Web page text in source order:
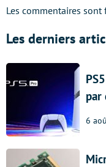
Les commentaires sont
Les derniers
par
6